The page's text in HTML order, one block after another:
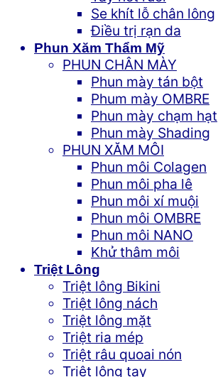
Se khít lỗ chân lông
Điều trị rạn da
Phun Xăm Thẩm Mỹ
PHUN CHÂN MÀY
Phun mày tán bột
Phum mày OMBRE
Phun mày chạm hạt
Phun mày Shading
PHUN XĂM MÔI
Phun môi Colagen
Phun môi pha lê
Phun môi xí muội
Phun môi OMBRE
Phun môi NANO
Khử thâm môi
Triệt Lông
Triệt lông Bikini
Triệt lông nách
Triệt lông mặt
Triệt ria mép
Triệt râu quoai nón
Triệt lông tay